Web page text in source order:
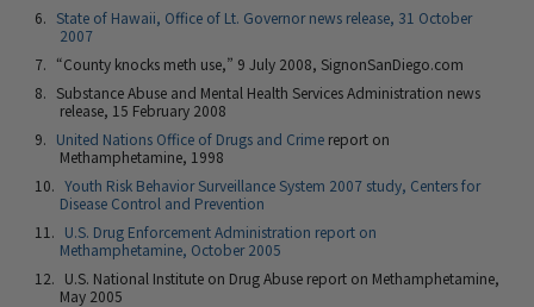
State of Hawaii, Office of Lt. Governor news release, 31 October
2007
“County knocks meth use,” 9 July 2008, SignonSanDiego.com
Substance Abuse and Mental Health Services Administration news
release, 15 February 2008
United Nations Office of Drugs and Crime report on
Methamphetamine, 1998
Youth Risk Behavior Surveillance System 2007 study, Centers for
Disease Control and Prevention
U.S. Drug Enforcement Administration report on
Methamphetamine, October 2005
U.S. National Institute on Drug Abuse report on Methamphetamine,
May 2005